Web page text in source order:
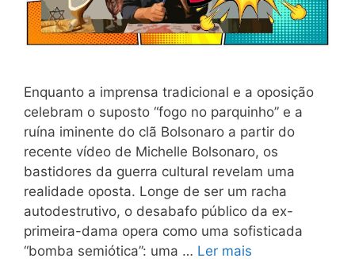
Enquanto a imprensa tradicional e a oposição
celebram o suposto “fogo no parquinho” e a
ruína iminente do clã Bolsonaro a partir do
recente vídeo de Michelle Bolsonaro, os
bastidores da guerra cultural revelam uma
realidade oposta. Longe de ser um racha
autodestrutivo, o desabafo público da ex-
primeira-dama opera como uma sofisticada
“bomba semiótica”: uma … Ler mais